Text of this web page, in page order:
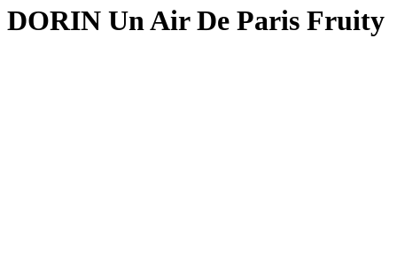
DORIN Un Air De Paris Fruity